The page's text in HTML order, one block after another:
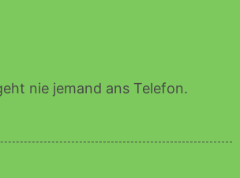
nie jemand ans Telefon.